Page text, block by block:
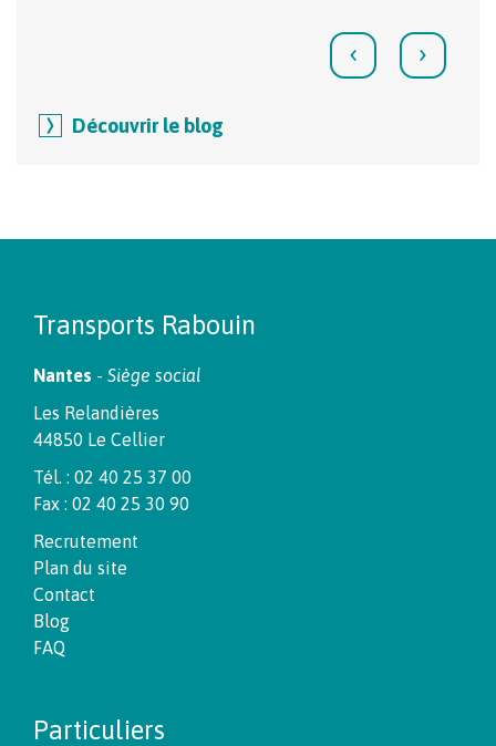
‹ ›
Découvrir le blog
Transports Rabouin
Nantes - Siège social
Les Relandières
44850 Le Cellier
Tél. : 02 40 25 37 00
Fax : 02 40 25 30 90
Recrutement
Plan du site
Contact
Blog
FAQ
Particuliers